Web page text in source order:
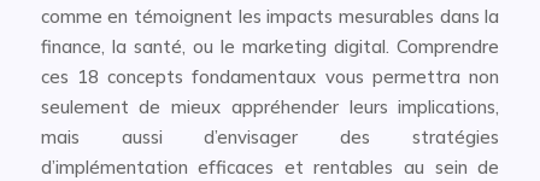
comme en témoignent les impacts mesurables dans la
finance, la santé, ou le marketing digital. Comprendre
ces 18 concepts fondamentaux vous permettra non
seulement de mieux appréhender leurs implications,
mais aussi d’envisager des stratégies
d’implémentation efficaces et rentables au sein de